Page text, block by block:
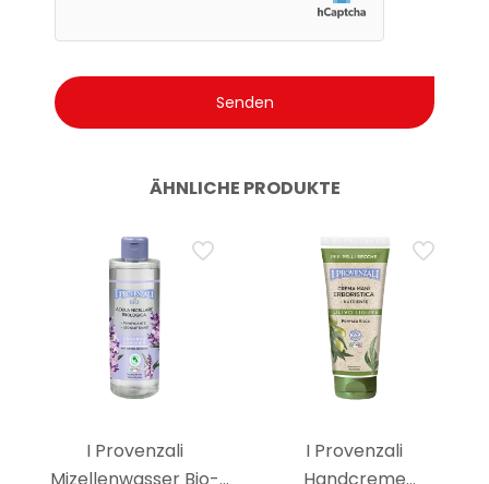
ÄHNLICHE PRODUKTE
I Provenzali
Mizellenwasser Bio-
I Provenzali
Handcreme